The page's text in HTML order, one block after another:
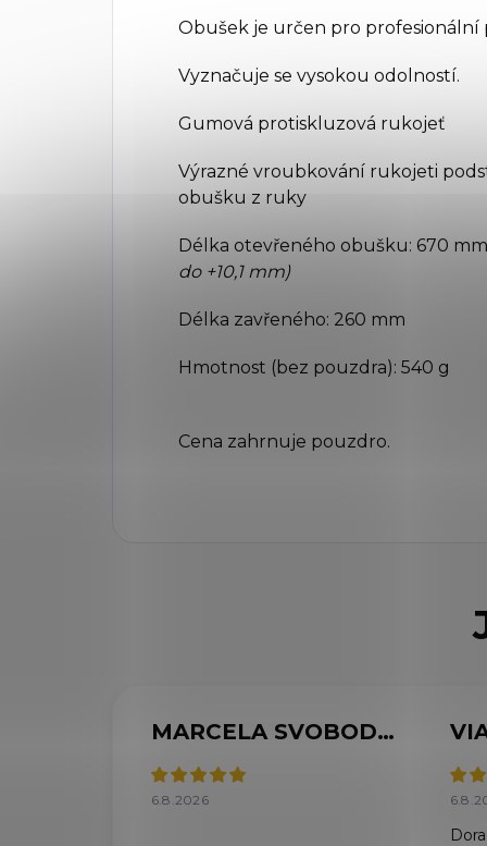
Obušek je určen pro profesionální
Vyznačuje se vysokou odolností.
Gumová protiskluzová rukojeť
Výrazné vroubkování rukojeti
obušku z ruky
Délka otevřeného obušku: 670
do +10,1 mm)
Délka zavřeného: 260 mm
Hmotnost (bez pouzdra): 540 g
Cena zahrnuje pouzdro.
MARCELA SVOBODOVÁ
6.8.2026